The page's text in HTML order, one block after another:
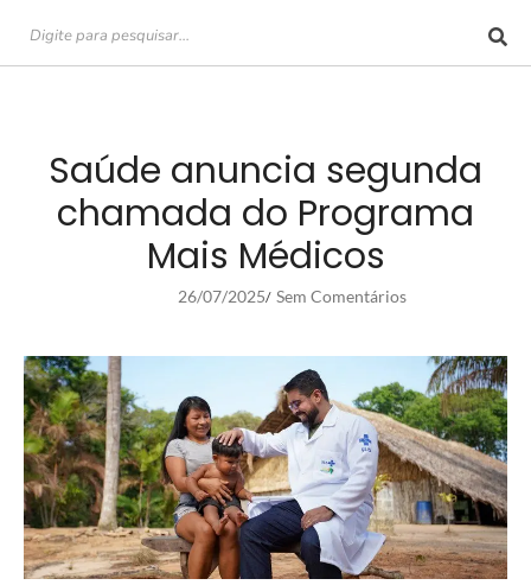
Saúde anuncia segunda
chamada do Programa
Mais Médicos
26/07/2025/ Sem Comentários